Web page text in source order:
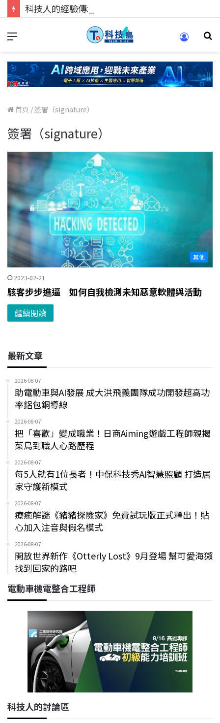
首頁 /簽署（signature）
簽署（signature）
其他
2023-02-21
駭客步步進逼 如何自我檢測未知惡意軟體與活動
繼續閱讀
最新文章
2026-08-07
助電動車與AI發展 成大洪飛義團隊成功開發超高功
率鋁包銅導線
2026-08-07
把「喜歡」變成職業！日商Aiming遊戲工程師親揭
菜鳥到職人心路歷程
2026-08-07
每5人就有1位長者！中保科技秀AI智慧照顧 打造居
家守護新模式
2026-08-07
療癒解謎《豬豬探險家》免費試玩版正式釋出！貼
心加入注音與假名模式
2026-08-07
開放世界新作《Otterly Lost》9月登場 幫可愛海獺
找到回家的路吧
電動車機電整合工程師
科技人的討論區